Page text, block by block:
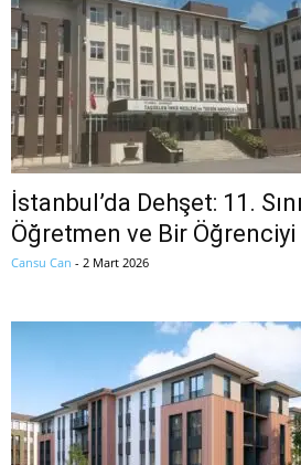
İstanbul’da Dehşet: 11.
Öğretmen ve Bir Öğrenciyi
Cansu Can - 2 Mart 2026